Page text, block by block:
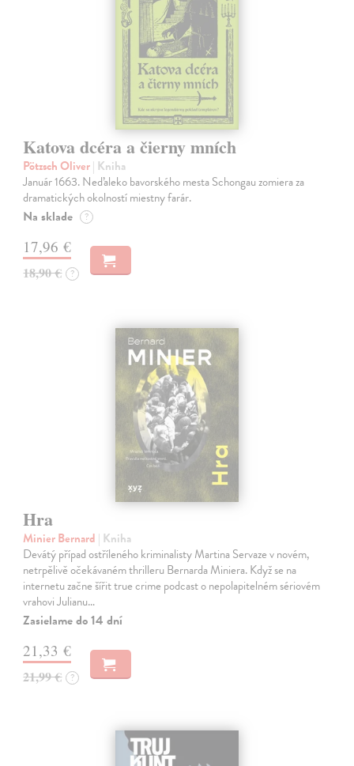
Katova dcéra a čierny mních
Pötzsch Oliver| Kniha
Január 1663. Neďaleko bavorského mesta Schongau zomiera za
dramatických okolností miestny farár.
Na sklade ?
17,96 €
18,90 € ?
Hra
Minier Bernard | Kniha
Devátý případ ostříleného kriminalisty Martina Servaze v novém,
netrpělivě očekávaném thrilleru Bernarda Miniera. Když se na
internetu začne šířit true crime podcast o nepolapitelném sériovém
vrahovi Julianu…
Zasielame do 14 dní
21,33 €
21,99 € ?